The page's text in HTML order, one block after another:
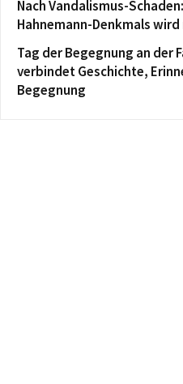
Nach Vandalismus-
Hahnemann-Denkmals
Tag der Begegnung an der
verbindet Geschichte,
Begegnung